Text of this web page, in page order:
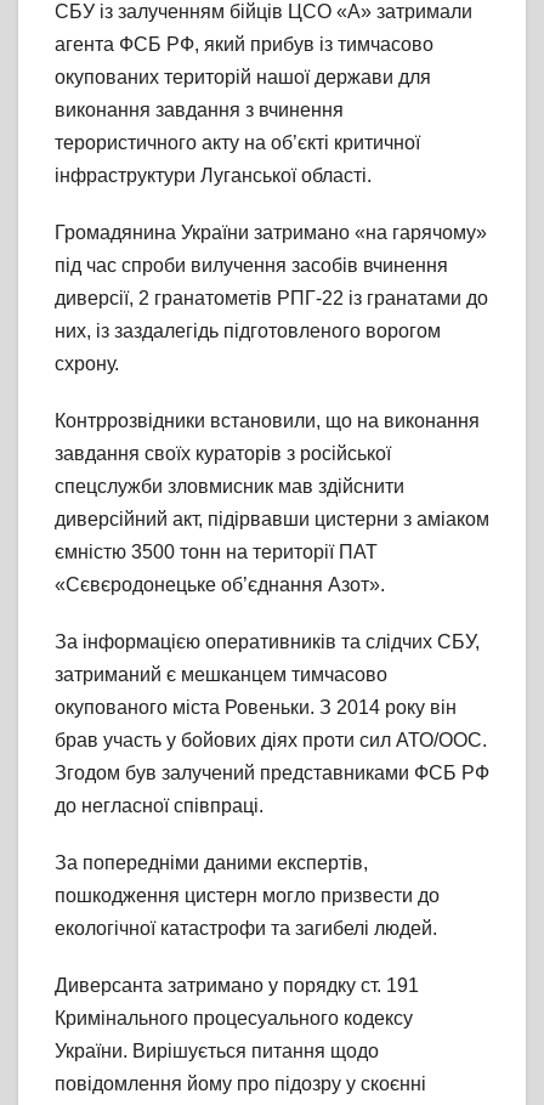
СБУ із залученням бійців ЦСО «А» затримали
агента ФСБ РФ, який прибув із тимчасово
окупованих територій нашої держави для
виконання завдання з вчинення
терористичного акту на об’єкті критичної
інфраструктури Луганської області.
Громадянина України затримано «на гарячому»
під час спроби вилучення засобів вчинення
диверсії, 2 гранатометів РПГ-22 із гранатами до
них, із заздалегідь підготовленого ворогом
схрону.
Контррозвідники встановили, що на виконання
завдання своїх кураторів з російської
спецслужби зловмисник мав здійснити
диверсійний акт, підірвавши цистерни з аміаком
ємністю 3500 тонн на території ПАТ
«Сєвєродонецьке об’єднання Азот».
За інформацією оперативників та слідчих СБУ,
затриманий є мешканцем тимчасово
окупованого міста Ровеньки. З 2014 року він
брав участь у бойових діях проти сил АТО/ООС.
Згодом був залучений представниками ФСБ РФ
до негласної співпраці.
За попередніми даними експертів,
пошкодження цистерн могло призвести до
екологічної катастрофи та загибелі людей.
Диверсанта затримано у порядку ст. 191
Кримінального процесуального кодексу
України. Вирішується питання щодо
повідомлення йому про підозру у скоєнні